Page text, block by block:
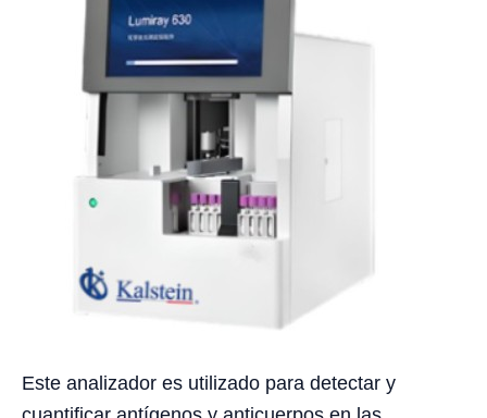
Este analizador es utilizado para detectar y